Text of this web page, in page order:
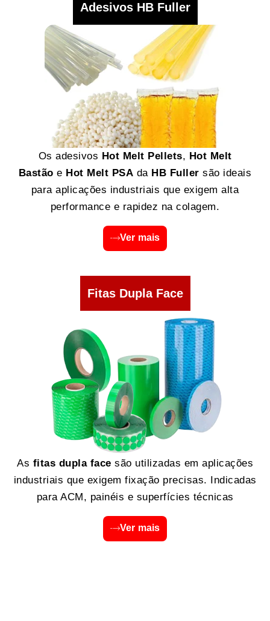
Adesivos HB Fuller
Os adesivos Hot Melt Pellets, Hot Melt
Bastão e Hot Melt PSA da HB Fuller são ideais
para aplicações industriais que exigem alta
performance e rapidez na colagem.
Ver mais
Fitas Dupla Face
As fitas dupla face são utilizadas em aplicações
industriais que exigem fixação precisas. Indicadas
para ACM, painéis e superfícies técnicas
Ver mais